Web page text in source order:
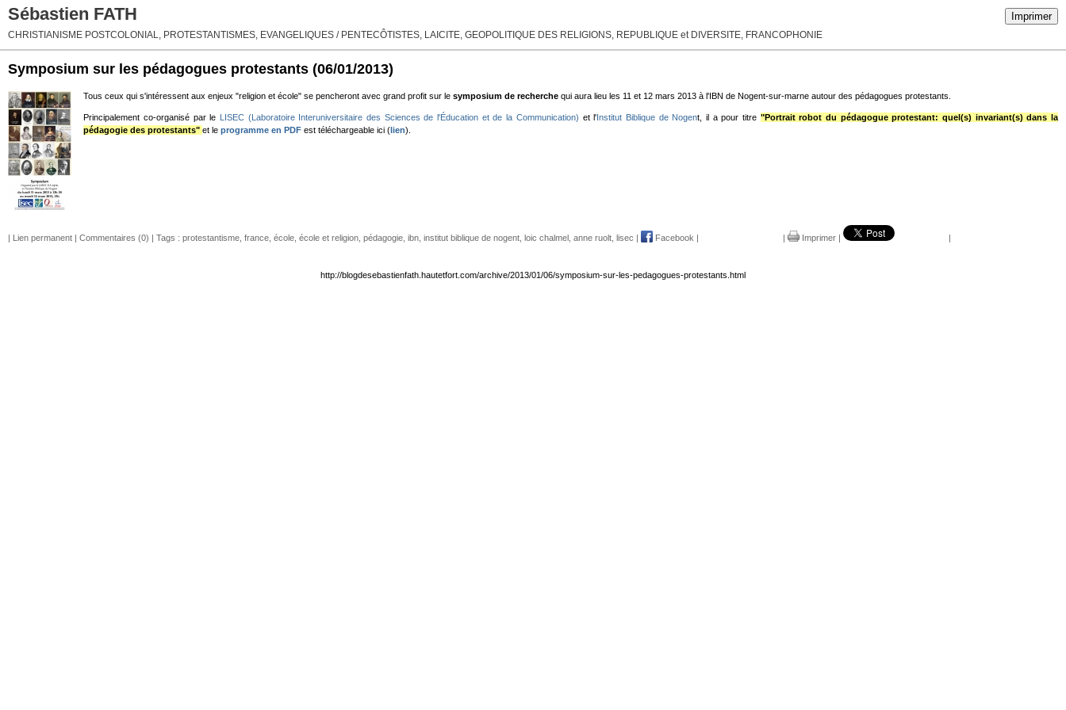
Imprimer
Sébastien FATH
CHRISTIANISME POSTCOLONIAL, PROTESTANTISMES, EVANGELIQUES / PENTECÔTISTES, LAICITE, GEOPOLITIQUE DES RELIGIONS, REPUBLIQUE et DIVERSITE, FRANCOPHONIE
Symposium sur les pédagogues protestants (06/01/2013)
Tous ceux qui s'intéressent aux enjeux "religion et école" se pencheront avec grand profit sur le symposium de recherche qui aura lieu les 11 et 12 mars 2013 à l'IBN de Nogent-sur-marne autour des pédagogues protestants.
Principalement co-organisé par le LISEC (Laboratoire Interuniversitaire des Sciences de l'Éducation et de la Communication) et l'Institut Biblique de Nogent, il a pour titre "Portrait robot du pédagogue protestant: quel(s) invariant(s) dans la
pédagogie des protestants"et leprogramme en PDF est téléchargeable ici (lien).
| Lien permanent | Commentaires (0) | Tags : protestantisme france école école et religion pédagogie ibn institut biblique de nogent loic chalmel anne ruolt lisec | Facebook | | Imprimer | |
http://blogdesebastienfath.hautetfort.com/archive/2013/01/06/symposium-sur-les-pedagogues-protestants.html